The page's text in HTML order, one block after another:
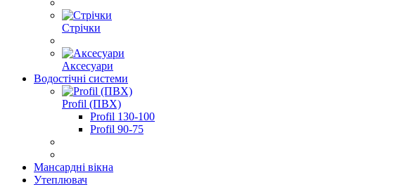
Стрічки
Аксесуари
Водостічні системи
Profil (ПВХ)
Profil 130-100
Profil 90-75
Мансардні вікна
Утеплювач